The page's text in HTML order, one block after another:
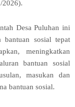
2026).
Desa Puluhan ini
bantuan sosial tepat
meningkatkan
bantuan sosial
masukan dan
bantuan sosial.